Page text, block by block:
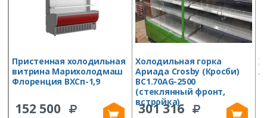
Пристенная холодильная
витрина Марихолодмаш
Флоренция ВХСп-1,9
152 500
Холодильная горка
Ариада Crosby (Кросби)
ВС1.70AG-2500
(стеклянный фронт,
встройка)
301 316